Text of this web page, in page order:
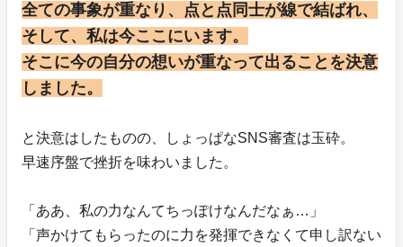
全ての事象が重なり、点と点同士が線で結ばれ、
そして、私は今ここにいます。
そこに今の自分の想いが重なって出ることを決意
しました。
と決意はしたものの、しょっぱなSNS審査は玉砕。
早速序盤で挫折を味わいました。
「ああ、私の力なんてちっぽけなんだなぁ…」
「声かけてもらったのに力を発揮できなくて申し訳ない